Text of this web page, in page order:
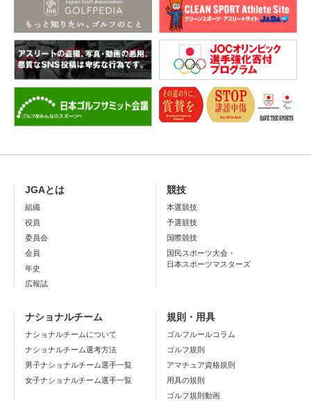
JGAとは
組織
役員
委員会
会員
年史
広報誌
競技
本選競技
予選競技
国際競技
国民スポーツ大会・
日本スポーツマスターズ
ナショナルチーム
ナショナルチームについて
ナショナルチーム選考方法
男子ナショナルチーム選手一覧
女子ナショナルチーム選手一覧
規則・用具
ゴルフルールコラム
ゴルフ規則
アマチュア資格規則
用具の規則
ゴルフ規則動画